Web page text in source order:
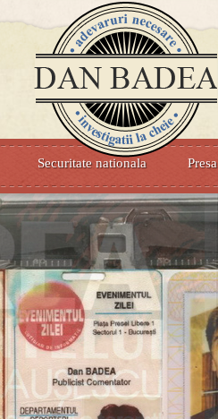
Securitate nationala Presa